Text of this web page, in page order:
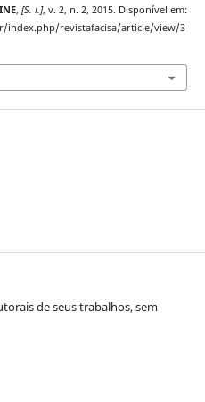
, [S. l.], v. 2, n. 2, 2015. Disponível em:
index.php/revistafacisa/article/view/3
de seus trabalhos, sem